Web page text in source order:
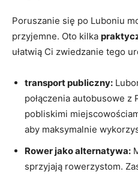
Poruszanie się po Luboniu
przyjemne. Oto kilka
ułatwią Ci zwiedzanie tego
transport publiczny:
połączenia autobusowe z
pobliskimi
aby maksymalnie
Rower jako alternatywa:
sprzyjają rowerzystom.